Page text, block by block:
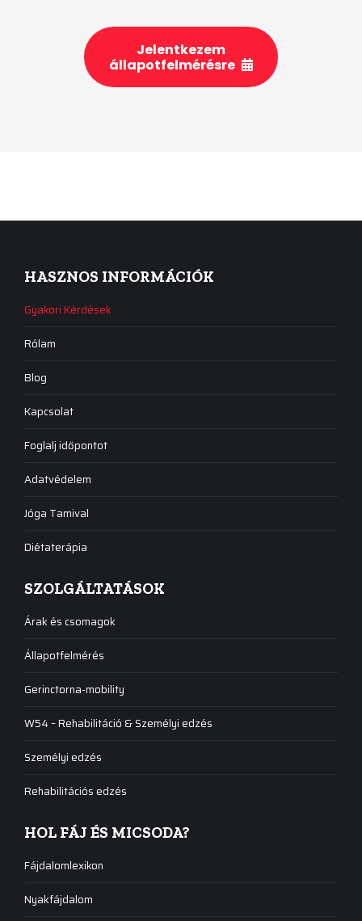
Jelentkezem
állapotfelmérésre
HASZNOS INFORMÁCIÓK
Gyakori Kérdések
Rólam
Blog
Kapcsolat
Foglalj időpontot
Adatvédelem
Jóga Tamival
Diétaterápia
SZOLGÁLTATÁSOK
Árak és csomagok
Állapotfelmérés
Gerinctorna-mobility
W54 – Rehabilitáció & Személyi edzés
Személyi edzés
Rehabilitációs edzés
HOL FÁJ ÉS MICSODA?
Fájdalomlexikon
Nyakfájdalom